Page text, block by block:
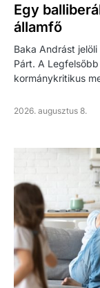
Egy
államfő
Baka Andrást
Párt. A
kormánykritikus
2026. augusztus 8.